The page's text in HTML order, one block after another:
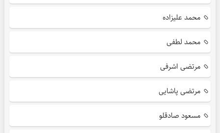
محمد علیزاده
محمد لطفی
مرتضی اشرفی
مرتضی پاشایی
مسعود صادقلو